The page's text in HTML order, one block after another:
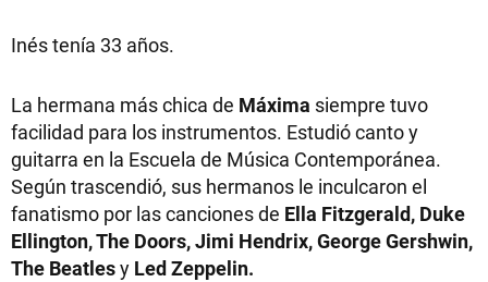
Inés tenía 33 años.
La hermana más chica de Máxima siempre tuvo
facilidad para los instrumentos. Estudió canto y
guitarra en la Escuela de Música Contemporánea.
Según trascendió, sus hermanos le inculcaron el
fanatismo por las canciones de Ella Fitzgerald, Duke
Ellington, The Doors, Jimi Hendrix, George Gershwin,
The Beatlesy Led Zeppelin.